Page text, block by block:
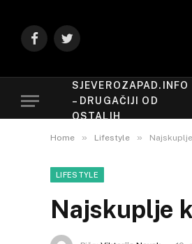
FacebookTwitter
SJEVEROZAPAD.INFO
– DRUGAČIJI OD
OSTALIH
Home » Lifestyle »
LIFESTYLE
Najskuplje